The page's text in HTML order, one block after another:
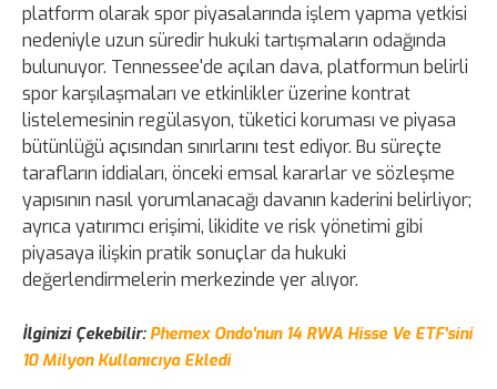
platform olarak spor piyasalarında işlem yapma yetkisi
nedeniyle uzun süredir hukuki tartışmaların odağında
bulunuyor. Tennessee'de açılan dava, platformun belirli
spor karşılaşmaları ve etkinlikler üzerine kontrat
listelemesinin regülasyon, tüketici koruması ve piyasa
bütünlüğü açısından sınırlarını test ediyor. Bu süreçte
tarafların iddiaları, önceki emsal kararlar ve sözleşme
yapısının nasıl yorumlanacağı davanın kaderini belirliyor;
ayrıca yatırımcı erişimi, likidite ve risk yönetimi gibi
piyasaya ilişkin pratik sonuçlar da hukuki
değerlendirmelerin merkezinde yer alıyor.
İlginizi Çekebilir: Phemex Ondo'nun 14 RWA Hisse Ve ETF'sini
10 Milyon Kullanıcıya Ekledi